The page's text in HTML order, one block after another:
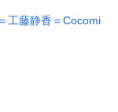
工藤静香＝Cocomi